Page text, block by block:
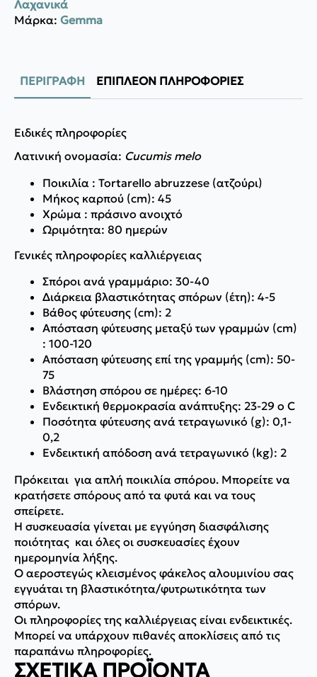
Λαχανικά
Μάρκα: Gemma
ΠΕΡΙΓΡΑΦΉ ΕΠΙΠΛΈΟΝ ΠΛΗΡΟΦΟΡΊΕΣ
Eιδικές πληροφορίες
Λατινική ονομασία: Cucumis melo
Ποικιλία : Tortarello abruzzese (ατζούρι)
Mήκος καρπού (cm): 45
Χρώμα : πράσινο ανοιχτό
Ωριμότητα: 80 ημερών
Γενικές πληροφορίες καλλιέργειας
Σπόροι ανά γραμμάριο: 30-40
Διάρκεια βλαστικότητας σπόρων (έτη): 4-5
Βάθος φύτευσης (cm): 2
Απόσταση φύτευσης μεταξύ των γραμμών (cm)
: 100-120
Απόσταση φύτευσης επί της γραμμής (cm): 50-
75
Βλάστηση σπόρου σε ημέρες: 6-10
Ενδεικτική θερμοκρασία ανάπτυξης: 23-29 o C
Ποσότητα φύτευσης ανά τετραγωνικό (g): 0,1-
0,2
Ενδεικτική απόδοση ανά τετραγωνικό (kg): 2
Πρόκειται για απλή ποικιλία σπόρου. Μπορείτε να
κρατήσετε σπόρους από τα φυτά και να τους
σπείρετε.
Η συσκευασία γίνεται με εγγύηση διασφάλισης
ποιότητας και όλες οι συσκευασίες έχουν
ημερομηνία λήξης.
Ο αεροστεγώς κλεισμένος φάκελος αλουμινίου σας
εγγυάται τη βλαστικότητα/φυτρωτικότητα των
σπόρων.
Οι πληροφορίες της καλλιέργειας είναι ενδεικτικές.
Μπορεί να υπάρχουν πιθανές αποκλίσεις από τις
παραπάνω πληροφορίες.
ΣΧΕΤΙΚΆ ΠΡΟΪΌΝΤΑ